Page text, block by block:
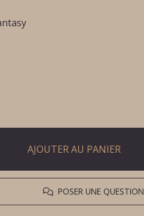
AJOUTER AU PANIER
POSER UNE QUESTION